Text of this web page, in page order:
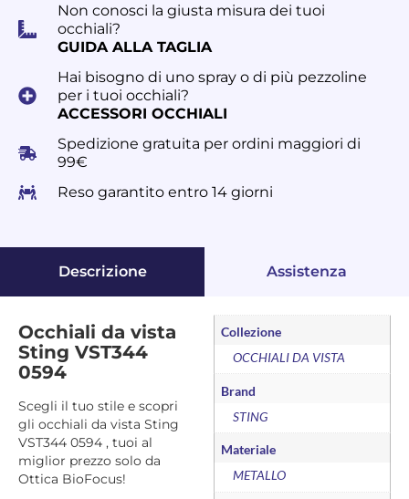
Non conosci la giusta misura dei tuoi
occhiali?
GUIDA ALLA TAGLIA
Hai bisogno di uno spray o di più pezzoline
per i tuoi occhiali?
ACCESSORI OCCHIALI
Spedizione gratuita per ordini maggiori di
99€
Reso garantito entro 14 giorni
Descrizione Assistenza
Occhiali da vista
Sting VST344
0594
Scegli il tuo stile e scopri
gli occhiali da vista Sting
VST344 0594 , tuoi al
miglior prezzo solo da
Ottica BioFocus!
Collezione
OCCHIALI DA VISTA
Brand
STING
Materiale
METALLO